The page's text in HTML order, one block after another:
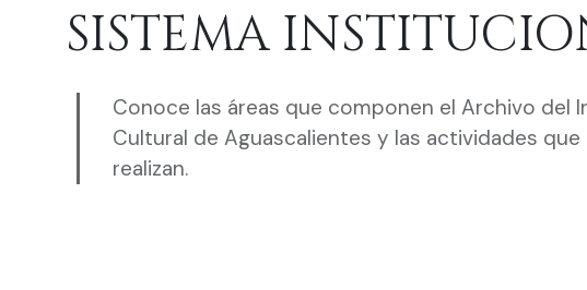
SISTEMA
Conoce las áreas que componen el Archivo del
Cultural de Aguascalientes y las actividades que
realizan.